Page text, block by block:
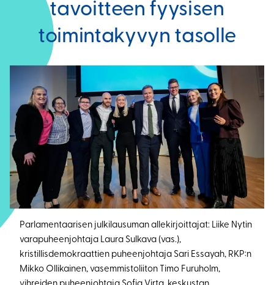
tavoitteen fyysisen
toimintakyvyn tasolle
Parlamentaarisen julkilausuman allekirjoittajat: Liike Nytin
varapuheenjohtaja Laura Sulkava (vas.),
kristillisdemokraattien puheenjohtaja Sari Essayah, RKP:n
Mikko Ollikainen, vasemmistoliiton Timo Furuholm,